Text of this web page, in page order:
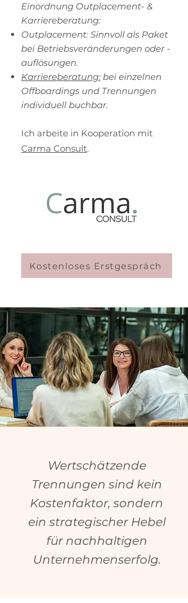
Einordnung Outplacement- &
Karriereberatung:
Outplacement: Sinnvoll als Paket
bei Betriebsveränderungen oder -
auflösungen.
Karriereberatung: bei einzelnen
Offboardings und Trennungen
individuell buchbar.
Ich arbeite in Kooperation mit
Carma Consult.
Kostenloses Erstgespräch
Wertschätzende
Trennungen sind kein
Kostenfaktor, sondern
ein strategischer Hebel
für nachhaltigen
Unternehmenserfolg.